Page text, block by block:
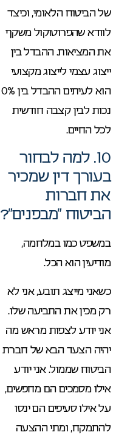
של הביטוח הלאומי, וכיצד
לוודא שהפרוטוקול משקף
את המציאות. ההבדל בין
ייצוג עצמי לייצוג מקצועי
הוא לעיתים ההבדל בין 0%
נכות לבין קצבה חודשית
לכל החיים.
10. למה לבחור
בעורך דין שמכיר
את חברות
הביטוח “מבפנים”?
במשפט כמו במלחמה,
מודיעין הוא הכל.
כשאני מייצג תובע, אני לא
רק מכין את התביעה שלו.
אני יודע לצפות מראש מה
יהיה הצעד הבא של חברת
הביטוח שממול. אני יודע
אילו מסמכים הם מחפשים,
על אילו סעיפים הם ינסו
להתמקח, ומתי ההצעה